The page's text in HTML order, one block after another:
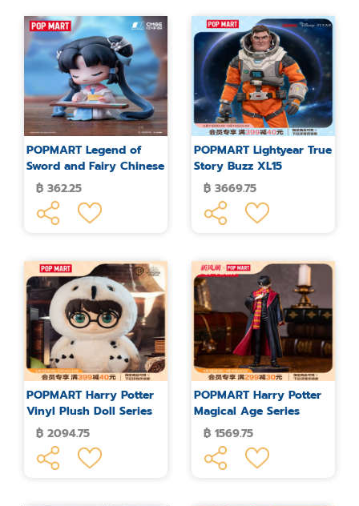
POPMART Legend of
Sword and Fairy Chinese
Traditional Musical
Instrument Series Figure
Blind Box
฿ 362.25
POPMART Lightyear True
Story Buzz XL15
Collection Action Figure
฿ 3669.75
POPMART Harry Potter
Vinyl Plush Doll Series
Owl Figure
฿ 2094.75
POPMART Harry Potter
Magical Age Series
Figure
฿ 1569.75